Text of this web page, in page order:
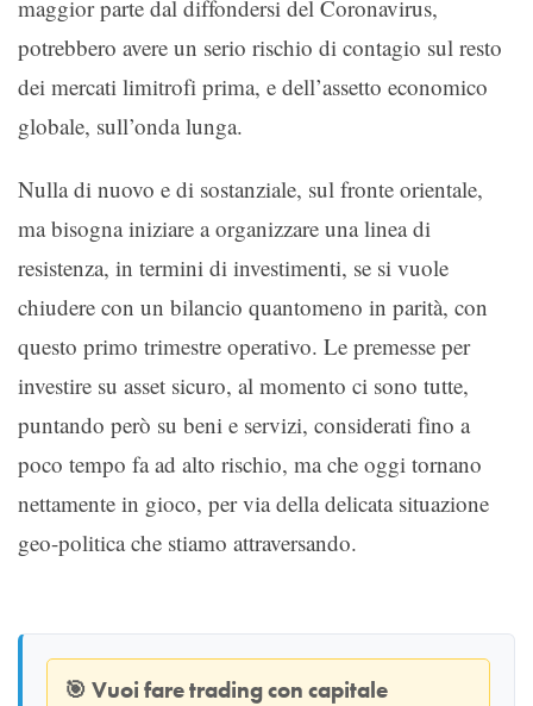
maggior parte dal diffondersi del Coronavirus,
potrebbero avere un serio rischio di contagio sul resto
dei mercati limitrofi prima, e dell’assetto economico
globale, sull’onda lunga.
Nulla di nuovo e di sostanziale, sul fronte orientale,
ma bisogna iniziare a organizzare una linea di
resistenza, in termini di investimenti, se si vuole
chiudere con un bilancio quantomeno in parità, con
questo primo trimestre operativo. Le premesse per
investire su asset sicuro, al momento ci sono tutte,
puntando però su beni e servizi, considerati fino a
poco tempo fa ad alto rischio, ma che oggi tornano
nettamente in gioco, per via della delicata situazione
geo-politica che stiamo attraversando.
🎯 Vuoi fare trading con capitale